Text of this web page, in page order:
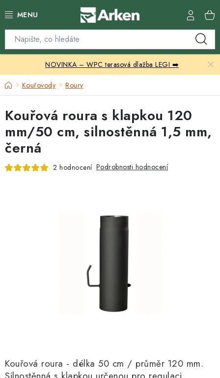
na
Skleníky
Zahradní přístřešky
Zahradní nábytek
Grily a ohniště
Vytápění
Kontakty
NOVINKA – WPC terasová dlažba LEGI ➡️
DomůKouřovody Roury
Kouřová roura - délka 50 cm / průměr 120 mm.
Kouřová roura s klapkou 120
mm/50 cm, silnostěnná 1,5 mm,
černá
2 hodnocení Podrobnosti hodnocení